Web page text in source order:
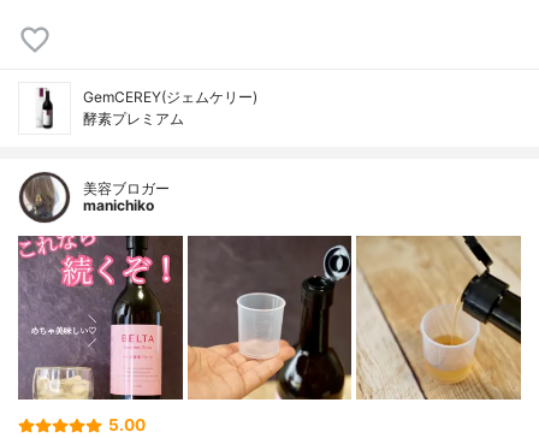
GemCEREY(ジェムケリー)
酵素プレミアム
美容ブロガー
manichiko
5.00